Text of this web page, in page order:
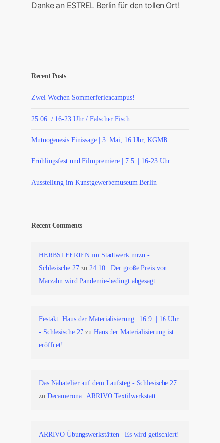
Danke an ESTREL Berlin für den tollen Ort!
Recent Posts
Zwei Wochen Sommerferiencampus!
25.06. / 16-23 Uhr / Falscher Fisch
Mutuogenesis Finissage | 3. Mai, 16 Uhr, KGMB
Frühlingsfest und Filmpremiere | 7.5. | 16-23 Uhr
Ausstellung im Kunstgewerbemuseum Berlin
Recent Comments
HERBSTFERIEN im Stadtwerk mrzn -
Schlesische 27 zu 24.10.: Der große Preis von
Marzahn wird Pandemie-bedingt abgesagt
Festakt: Haus der Materialisierung | 16.9. | 16 Uhr
- Schlesische 27 zu Haus der Materialisierung ist
eröffnet!
Das Nähatelier auf dem Laufsteg - Schlesische 27
zu Decamerona | ARRIVO Textilwerkstatt
ARRIVO Übungswerkstätten | Es wird getischlert!